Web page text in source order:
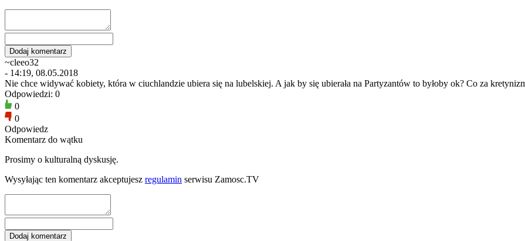
~cleeo32
- 14:19, 08.05.2018
Nie chce widywać kobiety, która w ciuchlandzie ubiera się na lubelskiej. A jak by się ubierała na Partyzantów to byłoby ok? Co za
Odpowiedzi: 0
0
0
Odpowiedz
Komentarz do wątku
Prosimy o kulturalną dyskusję.
Wysyłając ten komentarz akceptujesz regulamin serwisu Zamosc.TV